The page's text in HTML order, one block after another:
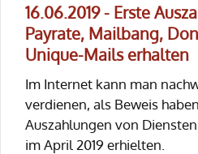
16.06.2019 - Erste
Payrate, Mailbang,
Unique-Mails erhalten
Im Internet kann man
verdienen, als Beweis
Auszahlungen von
im April 2019 erhielten.